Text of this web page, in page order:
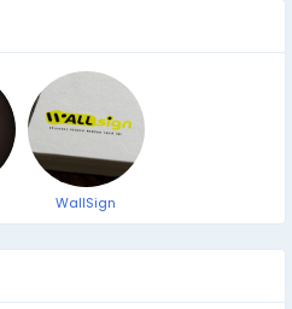
WallSign